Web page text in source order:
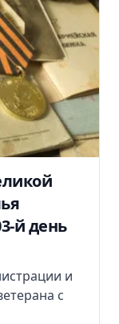
й день
и
с